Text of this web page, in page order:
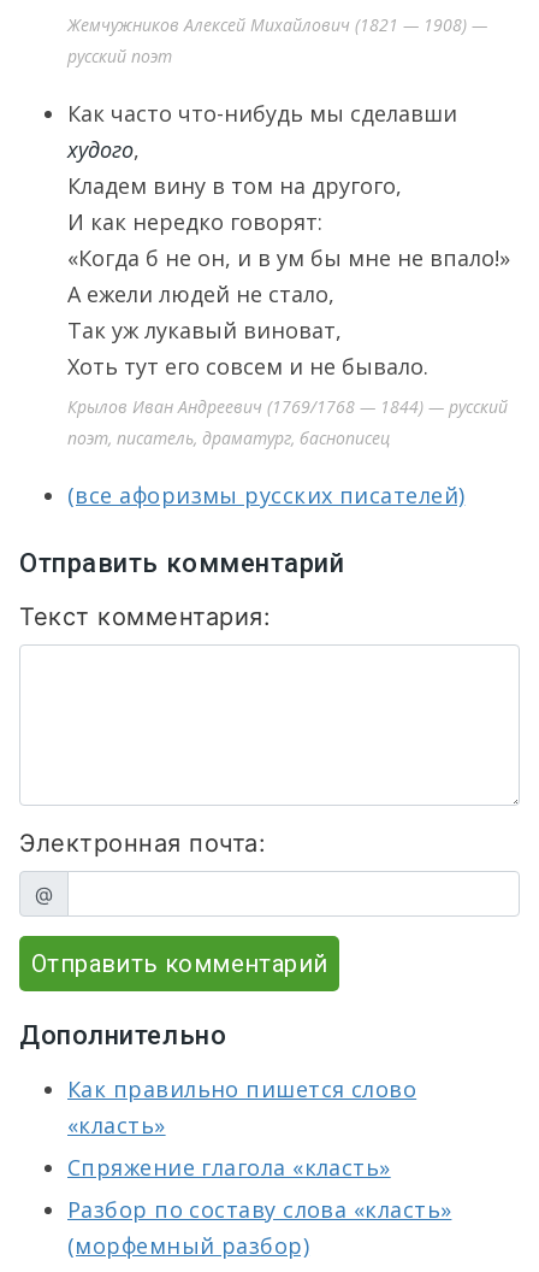
Жемчужников Алексей Михайлович (1821 — 1908) —
русский поэт
Как часто что-нибудь мы сделавши
худого,
Кладем вину в том на другого,
И как нередко говорят:
«Когда б не он, и в ум бы мне не впало!»
А ежели людей не стало,
Так уж лукавый виноват,
Хоть тут его совсем и не бывало.
Крылов Иван Андреевич (1769/1768 — 1844) — русский
поэт, писатель, драматург, баснописец
(все афоризмы русских писателей)
Отправить комментарий
Текст комментария:
Электронная почта:
@
Отправить комментарий
Дополнительно
Как правильно пишется слово
«класть»
Спряжение глагола «класть»
Разбор по составу слова «класть»
(морфемный разбор)